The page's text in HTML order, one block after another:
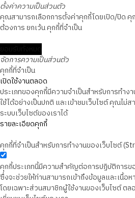
ตั้งค่าความเป็นส่วนตัว
คุณสามารถเลือกการตั้งค่าคุกกี้โดยเปิด/ปิด คุ
ต้องการ ยกเว้น คุกกี้ที่จำเป็น
จัดการความเป็นส่วนตัว
คุกกี้ที่จำเป็น
เปิดใช้งานตลอด
ประเภทของคุกกี้มีความจำเป็นสำหรับการทำง
ใช้ได้อย่างเป็นปกติ และเข้าชมเว็บไซต์ คุณไม่
ระบบเว็บไซต์ของเราได้
รายละเอียดคุกกี้
คุกกี้ที่จำเป็นสำหรับการทำงานของเว็บไซต์
คุกกี้ประเภทนี้มีความสำคัญต่อการปฏิบัติการ
ซึ่งจะช่วยให้ท่านสามารถเข้าถึงข้อมูลและเนื้อ
โดยเฉพาะส่วนสมาชิกผู้ใช้งานของเว็บไซต์ ต